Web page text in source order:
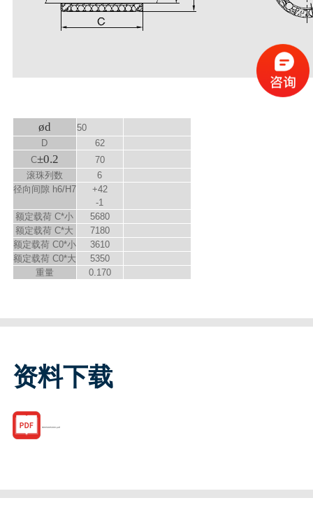
ød
50
D
62
C±0.2
70
滚珠列数
6
径向间隙 h6/H7
+42
-1
额定载荷 C*小
5680
额定载荷 C*大
7180
额定载荷 C0*小
3610
额定载荷 C0*大
5350
重量
0.170
资料下载
R065805000.pdf